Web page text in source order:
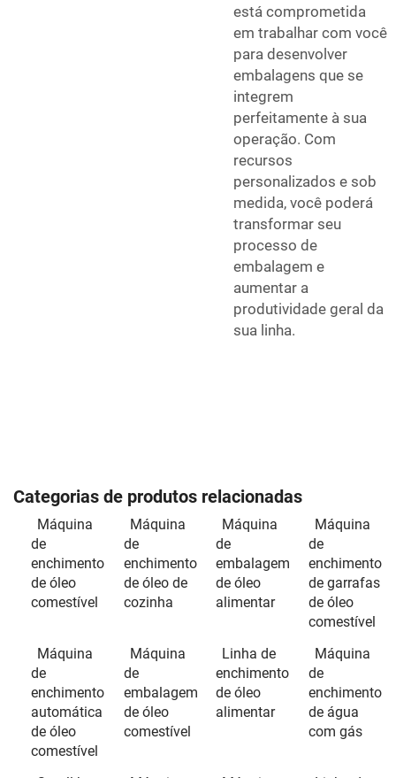
está comprometida
em trabalhar com você
para desenvolver
embalagens que se
integrem
perfeitamente à sua
operação. Com
recursos
personalizados e sob
medida, você poderá
transformar seu
processo de
embalagem e
aumentar a
produtividade geral da
sua linha.
Categorias de produtos relacionadas
Máquina
de
enchimento
de óleo
comestível
Máquina
de
enchimento
de óleo de
cozinha
Máquina
de
embalagem
de óleo
alimentar
Máquina
de
enchimento
de garrafas
de óleo
comestível
Máquina
de
enchimento
automática
de óleo
comestível
Máquina
de
embalagem
de óleo
comestível
Linha de
enchimento
de óleo
alimentar
Máquina
de
enchimento
de água
com gás